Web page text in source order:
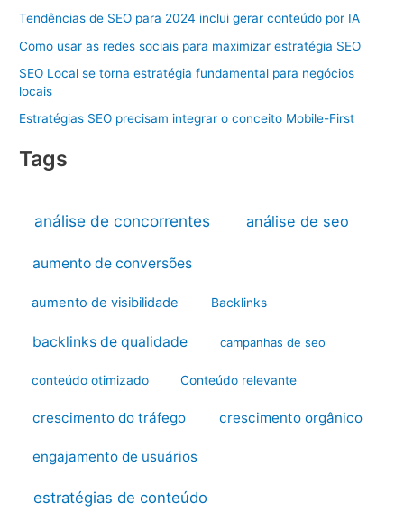
Tendências de SEO para 2024 inclui gerar conteúdo por IA
Como usar as redes sociais para maximizar estratégia SEO
SEO Local se torna estratégia fundamental para negócios
locais
Estratégias SEO precisam integrar o conceito Mobile-First
Tags
análise de concorrentes análise de seo
aumento de conversões
aumento de visibilidade Backlinks
backlinks de qualidade campanhas de seo
conteúdo otimizado Conteúdo relevante
crescimento do tráfego crescimento orgânico
engajamento de usuários
estratégias de conteúdo